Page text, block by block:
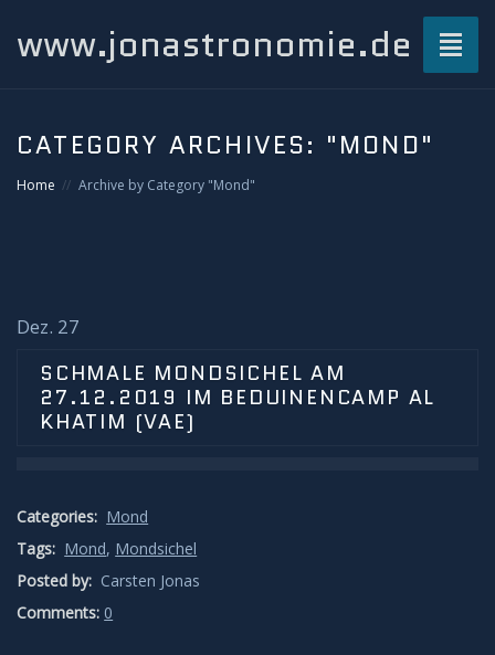
www.jonastronomie.de
Beiträge
Grüner Blitz
Leuchtende Nachtwolken
Lichtsäulen
CATEGORY ARCHIVES: "MOND"
Home Archive by Category "Mond"
Dez. 27
SCHMALE MONDSICHEL AM
27.12.2019 IM BEDUINENCAMP AL
KHATIM (VAE)
Categories: Mond
Tags: Mond, Mondsichel
Posted by: Carsten Jonas
Comments: 0